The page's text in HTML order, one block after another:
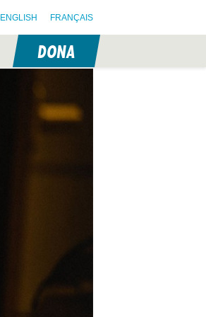
ENGLISH FRANÇAIS
DONA